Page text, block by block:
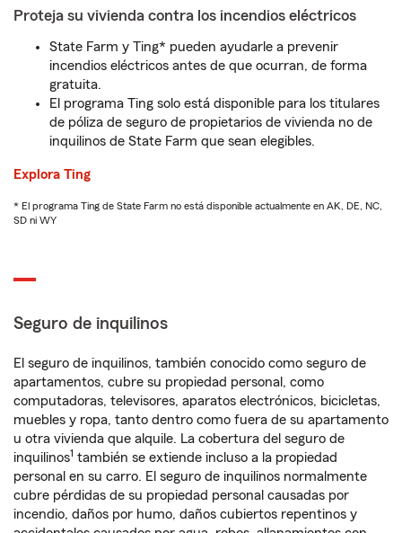
Proteja su vivienda contra los incendios eléctricos
State Farm y Ting* pueden ayudarle a prevenir
incendios eléctricos antes de que ocurran, de forma
gratuita.
El programa Ting solo está disponible para los titulares
de póliza de seguro de propietarios de vivienda no de
inquilinos de State Farm que sean elegibles.
Explora Ting
* El programa Ting de State Farm no está disponible actualmente en AK, DE, NC,
SD ni WY
Seguro de inquilinos
El seguro de inquilinos, también conocido como seguro de
apartamentos, cubre su propiedad personal, como
computadoras, televisores, aparatos electrónicos, bicicletas,
muebles y ropa, tanto dentro como fuera de su apartamento
u otra vivienda que alquile. La cobertura del seguro de
inquilinos1 también se extiende incluso a la propiedad
personal en su carro. El seguro de inquilinos normalmente
cubre pérdidas de su propiedad personal causadas por
incendio, daños por humo, daños cubiertos repentinos y